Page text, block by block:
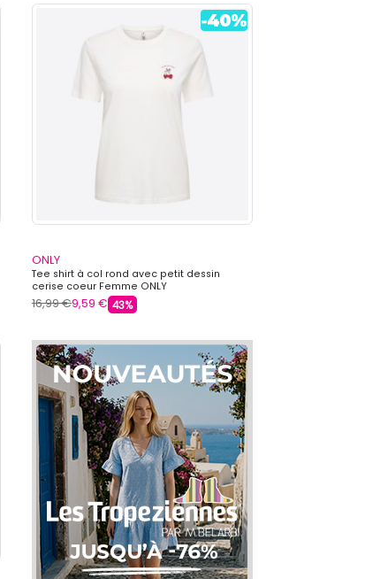
ONLY
Tee shirt à col rond avec petit dessin
cerise coeur Femme ONLY
16,99 €9,59 € 43%